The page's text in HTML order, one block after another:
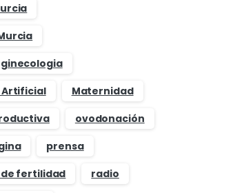
Artificial
Maternidad
ovodonación
prensa
fertilidad
radio